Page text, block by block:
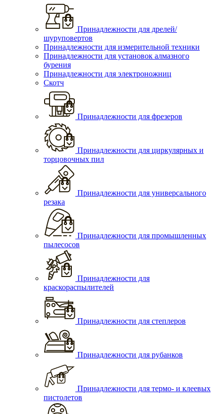
Принадлежности для дрелей/
шуруповертов
Принадлежности для измерительной техники
Принадлежности для установок алмазного
бурения
Принадлежности для электроножниц
Скотч
Принадлежности для фрезеров
Принадлежности для циркулярных и
торцовочных пил
Принадлежности для универсального
резака
Принадлежности для промышленных
пылесосов
Принадлежности для
краскораспылителей
Принадлежности для степлеров
Принадлежности для рубанков
Принадлежности для термо- и клеевых
пистолетов